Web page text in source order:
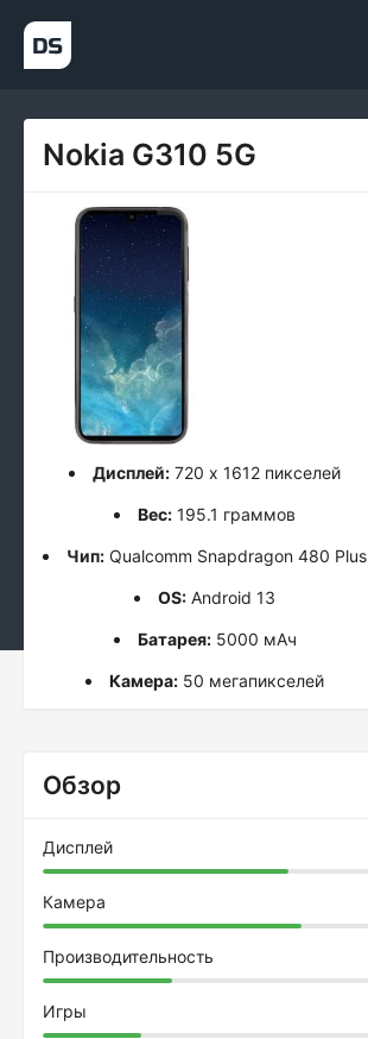
Nokia G310 5G
Дисплей: 720 x 1612 пикселей
Вес: 195.1 граммов
Чип: Qualcomm Snapdragon 480 Plus
OS: Android 13
Батарея:5000 мАч
Камера: 50 мегапикселей
Обзор
Дисплей
Камера
Производительность
Игры